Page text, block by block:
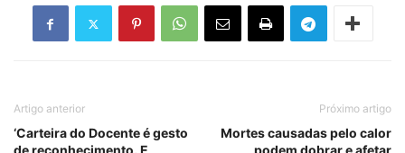
Artigo anterior
‘Carteira do Docente é gesto
Próximo artigo
Mortes causadas pelo calor